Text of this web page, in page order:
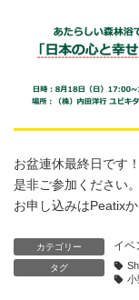
お盆連休最終日です
是非ご参加ください。
お申し込みはPeatix
カテゴリー イベ
タグ
小